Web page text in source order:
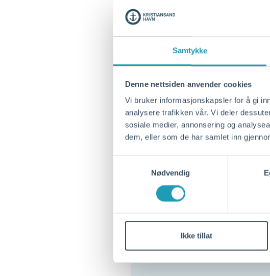
Samtykke
Denne nettsiden anvender cookies
Vi bruker informasjonskapsler for å gi
analysere trafikken vår. Vi deler
sosiale medier, annonsering og
dem, eller som de har samlet inn
Nødvendig
Ikke tillat